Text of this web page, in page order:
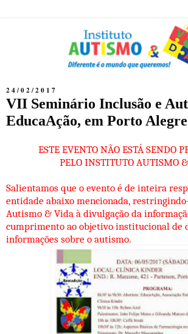
24/02/2017
VII Seminário Inclusão e
EducaAção, em Porto Alegre
ESTE EVENTO NÃO ESTÁ SENDO
PELO INSTITUTO AUTISMO
Salientamos que o evento é de inteira
entidade abaixo mencionada,
Autismo & Vida à divulgação da
cumprimento ao objetivo institucional de
informações sobre o autismo.